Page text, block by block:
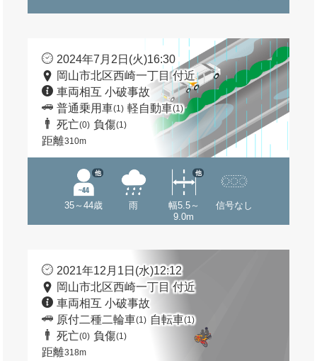
2024年7月2日(火)16:30
岡山市北区西崎一丁目 付近
車両相互 小破事故
普通乗用車(1) 軽自動車(1)
死亡(0) 負傷(1)
距離310m
35～44歳
他
雨
幅5.5～
9.0m
他
信号なし
2021年12月1日(水)12:12
岡山市北区西崎一丁目 付近
車両相互 小破事故
原付二種二輪車(1) 自転車(1)
死亡(0) 負傷(1)
距離318m